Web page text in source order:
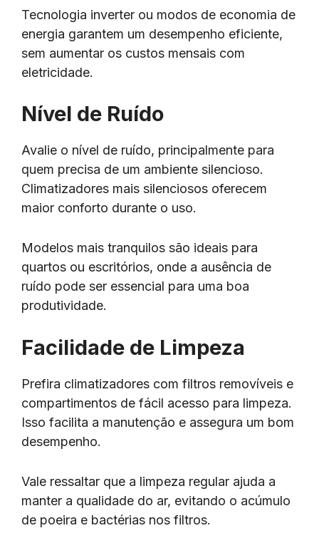
Tecnologia inverter ou modos de economia de
energia garantem um desempenho eficiente,
sem aumentar os custos mensais com
eletricidade.
Nível de Ruído
Avalie o nível de ruído, principalmente para
quem precisa de um ambiente silencioso.
Climatizadores mais silenciosos oferecem
maior conforto durante o uso.
Modelos mais tranquilos são ideais para
quartos ou escritórios, onde a ausência de
ruído pode ser essencial para uma boa
produtividade.
Facilidade de Limpeza
Prefira climatizadores com filtros removíveis e
compartimentos de fácil acesso para limpeza.
Isso facilita a manutenção e assegura um bom
desempenho.
Vale ressaltar que a limpeza regular ajuda a
manter a qualidade do ar, evitando o acúmulo
de poeira e bactérias nos filtros.